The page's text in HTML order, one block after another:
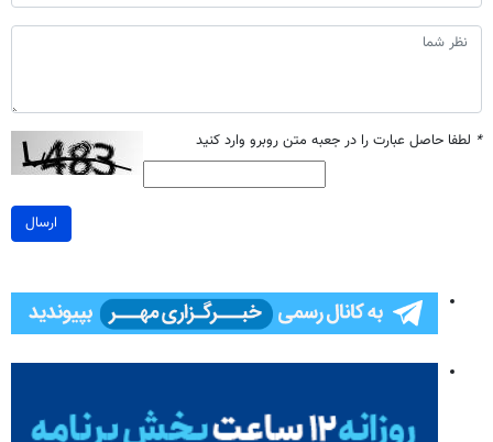
* لطفا حاصل عبارت را در جعبه متن روبرو وارد کنید
ارسال